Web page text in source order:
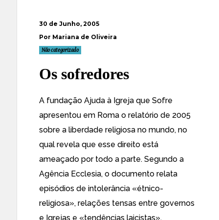
30 de Junho, 2005
Por Mariana de Oliveira
Não categorizado
Os sofredores
A fundação Ajuda à Igreja que Sofre
apresentou em Roma o relatório de 2005
sobre a liberdade religiosa no mundo, no
qual revela que esse direito está
ameaçado por todo a parte. Segundo a
Agência Ecclesia, o documento relata
episódios de intolerância «étnico-
religiosa», relações tensas entre governos
e Igrejas e «tendências laicistas».